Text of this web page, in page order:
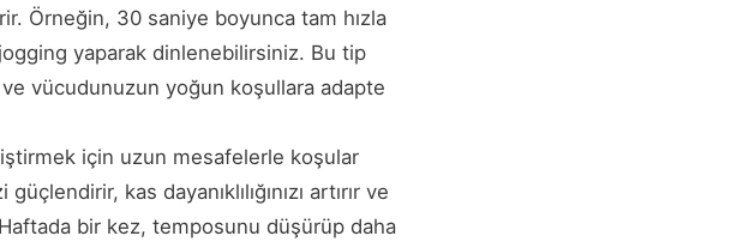
Örneğin, 30 saniye boyunca tam hızla
yaparak dinlenebilirsiniz. Bu tip
ve vücudunuzun yoğun koşullara adapte
için uzun mesafelerle koşular
kas dayanıklılığınızı artırır ve
bir kez, temposunu düşürüp daha